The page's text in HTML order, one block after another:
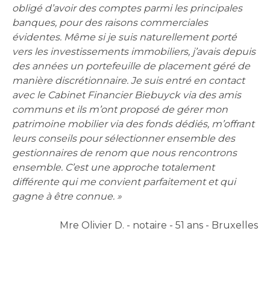
obligé d’avoir des comptes parmi les principales
banques, pour des raisons commerciales
évidentes. Même si je suis naturellement porté
vers les investissements immobiliers, j’avais depuis
des années un portefeuille de placement géré de
manière discrétionnaire. Je suis entré en contact
avec le Cabinet Financier Biebuyck via des amis
communs et ils m’ont proposé de gérer mon
patrimoine mobilier via des fonds dédiés, m’offrant
leurs conseils pour sélectionner ensemble des
gestionnaires de renom que nous rencontrons
ensemble. C’est une approche totalement
différente qui me convient parfaitement et qui
gagne à être connue. »
Mre Olivier D. - notaire - 51 ans - Bruxelles